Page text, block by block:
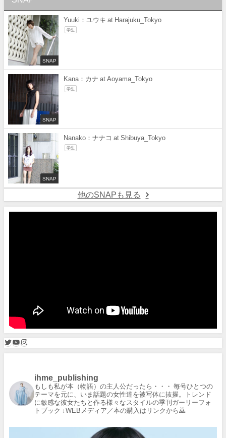
SNAP
Yuuki：ユウキ at Harajuku_Tokyo
学生
SNAP
Kana：カナ at Aoyama_Tokyo
学生
SNAP
Nanako：ナナコ at Shibuya_Tokyo
学生
他のSNAPも見る
ihme_publishing
もしも私が本（物語）の主人公だったら・・・
毎号ひとつの
テーマを元に、いま話題の女性達を被写体に抜擢。トレンド
に敏感な彼女たちと作る様々なスタイルの季刊ガーリーフォ
トブック ↓WEBメディア／本の購入はリンクから🙇